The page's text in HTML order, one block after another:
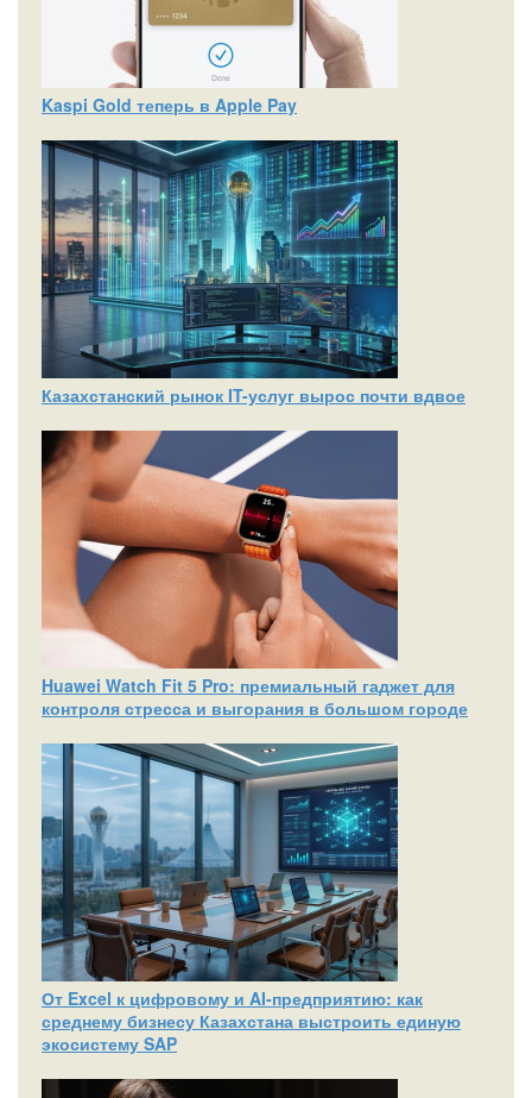
Kaspi Gold теперь в Apple Pay
Казахстанский рынок IT-услуг вырос почти вдвое
Huawei Watch Fit 5 Pro: премиальный гаджет для
контроля стресса и выгорания в большом городе
От Excel к цифровому и AI‑предприятию: как
среднему бизнесу Казахстана выстроить единую
экосистему SAP